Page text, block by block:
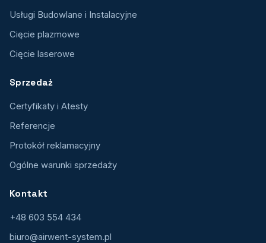
Usługi Budowlane i Instalacyjne
Cięcie plazmowe
Cięcie laserowe
Sprzedaż
Certyfikaty i Atesty
Referencje
Protokół reklamacyjny
Ogólne warunki sprzedaży
Kontakt
+48 603 554 434
biuro@airwent-system.pl